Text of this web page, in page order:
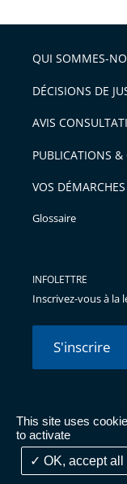
This site uses
to activate
OK, accept all
QUI SOMMES-
DÉCISIONS DE
AVIS
PUBLICATIONS &
VOS DÉMARCHES
Glossaire
INFOLETTRE
Inscrivez-vous à la
S'inscrire
© Conseil d'État
personnelles-
partiellement